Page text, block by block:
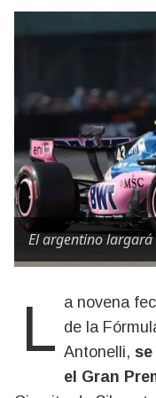
El argentino largará
La novena fecha del Campeonato del Mundo de la
Antonelli,
el Gran